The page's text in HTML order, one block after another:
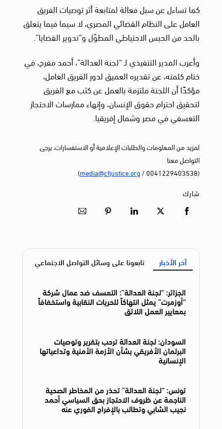
كما تساءل عن سبل فعالة لمتابعة أثر توصيات الفريق
العامل على النظام القضائي المصري، لا سيما فيما يتعلق
بالحد من الحبس الاحتياطي المطوّل و”تدوير القضايا”.
وأعرب المدير التنفيذي لـ “لجنة العدالة”، أحمد مفرح، في
ختام كلمته، عن تقديره العميق لدور الفريق العامل،
مؤكدًا أن اللجنة ملتزمة بالعمل عن كثب مع الفريق
لتحقيق احترام حقوق الإنسان، وإنهاء ممارسات الاحتجاز
التعسفي في مصر وشمال إفريقيا.
لمزيد من المعلومات والطلبات الإعلامية أو الاستفسارات، يرجى
التواصل معنا
(0041229403538 /
media@cfjustice.org
)
شارك
آخر الأخبار تابعونا على وسائل التواصل الاجتماعي
الجزائر: “لجنة العدالة”: التعسف ضد عمال شركة
“أوزمرت” يمثل انتهاكاً للحريات النقابية واستخفافاً
بمعايير العمل اللائق
السودان: لجنة العدالة ترحب بتقرير وتوصيات
البرلمان الأفريقي بشأن الأزمة الأمنية وتداعياتها
الإنسانية
تونس: “لجنة العدالة” تحذر من المخاطر الصحية
الناجمة عن ظروف الاحتجاز بحق السياسي أحمد
نجيب الشابي وتطالب بالإفراج الفوري عنه